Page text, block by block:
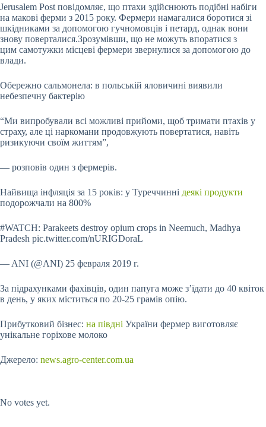
Jerusalem Post повідомляє, що птахи здійснюють подібні набіги
на макові ферми з 2015 року. Фермери намагалися боротися зі
шкідниками за допомогою гучномовців і петард, однак вони
знову поверталися.Зрозумівши, що не можуть впоратися з
цим самотужки місцеві фермери звернулися за допомогою до
влади.
Обережно сальмонела: в польській яловичині виявили
небезпечну бактерію
“Ми випробували всі можливі прийоми, щоб тримати птахів у
страху, але ці наркомани продовжують повертатися, навіть
ризикуючи своїм життям”,
— розповів один з фермерів.
Найвища інфляція за 15 років: у Туреччинні деякі продукти
подорожчали на 800%
#WATCH: Parakeets destroy opium crops in Neemuch, Madhya
Pradesh pic.twitter.com/nURIGDoraL
— ANI (@ANI) 25 февраля 2019 г.
За підрахунками фахівців, один папуга може з’їдати до 40 квіток
в день, у яких міститься по 20-25 грамів опію.
Прибутковий бізнес: на півдні України фермер виготовляє
унікальне горіхове молоко
Джерело: news.agro-center.com.ua
No votes yet.